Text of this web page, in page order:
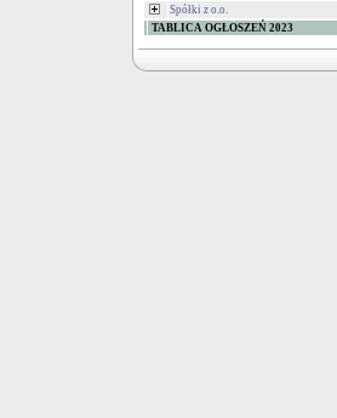
Spółki z o.o.
TABLICA OGŁOSZEŃ 2023